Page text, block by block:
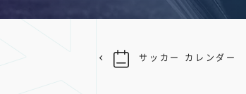
サッカー カレンダー